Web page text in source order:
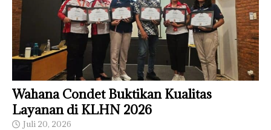
Wahana Condet Buktikan Kualitas
Layanan di KLHN 2026
Juli 20, 2026